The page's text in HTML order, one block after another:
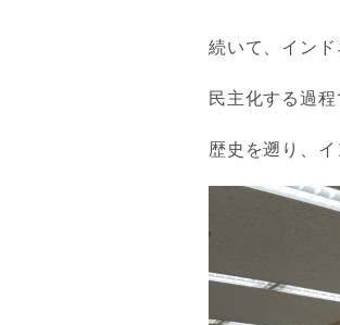
続いて、インド
民主化する過
歴史を遡り、